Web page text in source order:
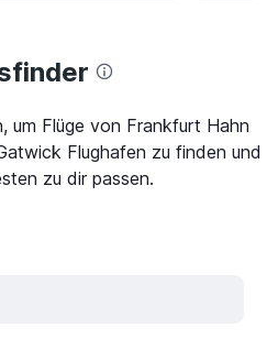
um Flüge von Frankfurt Hahn
Flughafen zu finden und
zu dir passen.